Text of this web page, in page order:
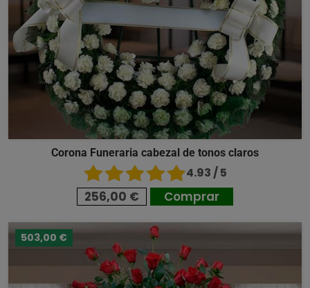
Corona Funeraria cabezal de tonos claros
4.93 / 5
256,00 € Comprar
503,00 €